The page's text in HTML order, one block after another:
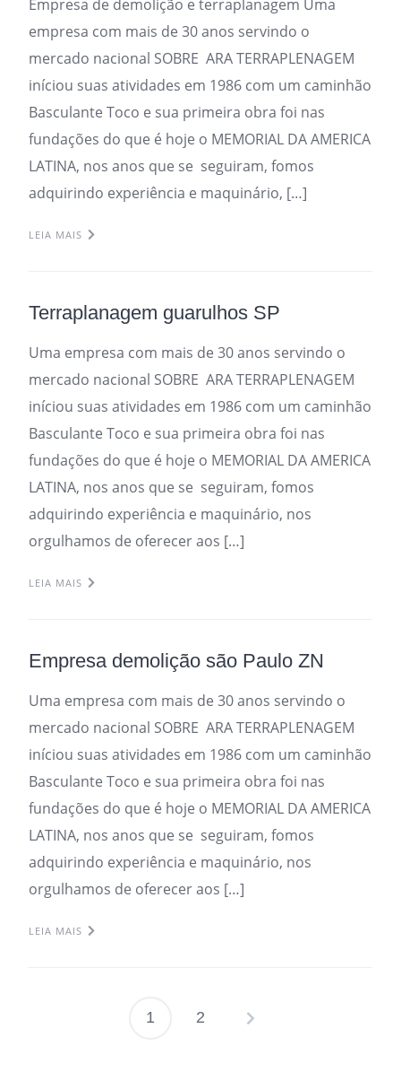
Empresa de demolição e terraplanagem Uma
empresa com mais de 30 anos servindo o
mercado nacional SOBRE ARA TERRAPLENAGEM
iníciou suas atividades em 1986 com um caminhão
Basculante Toco e sua primeira obra foi nas
fundações do que é hoje o MEMORIAL DA AMERICA
LATINA, nos anos que se seguiram, fomos
adquirindo experiência e maquinário, […]
LEIA MAIS
Terraplanagem guarulhos SP
Uma empresa com mais de 30 anos servindo o
mercado nacional SOBRE ARA TERRAPLENAGEM
iníciou suas atividades em 1986 com um caminhão
Basculante Toco e sua primeira obra foi nas
fundações do que é hoje o MEMORIAL DA AMERICA
LATINA, nos anos que se seguiram, fomos
adquirindo experiência e maquinário, nos
orgulhamos de oferecer aos […]
LEIA MAIS
Empresa demolição são Paulo ZN
Uma empresa com mais de 30 anos servindo o
mercado nacional SOBRE ARA TERRAPLENAGEM
iníciou suas atividades em 1986 com um caminhão
Basculante Toco e sua primeira obra foi nas
fundações do que é hoje o MEMORIAL DA AMERICA
LATINA, nos anos que se seguiram, fomos
adquirindo experiência e maquinário, nos
orgulhamos de oferecer aos […]
LEIA MAIS
Paginação
1 2